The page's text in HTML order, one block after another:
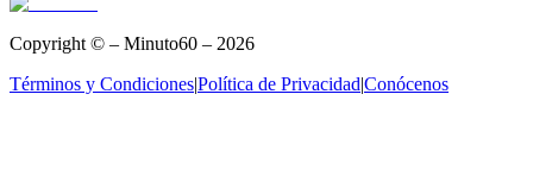
Copyright © – Minuto60 – 2026
Términos y Condiciones|Política de Privacidad|Conócenos